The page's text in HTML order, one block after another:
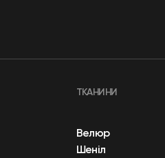
ТКАНИНИ
Велюр
Шеніл